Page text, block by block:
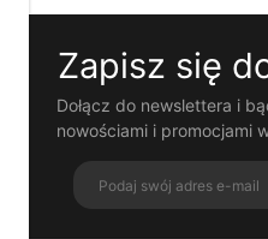
Zapisz się
Dołącz do newslettera i
nowościami i promocjami
działanie
pomagają
dostosować
ofertę